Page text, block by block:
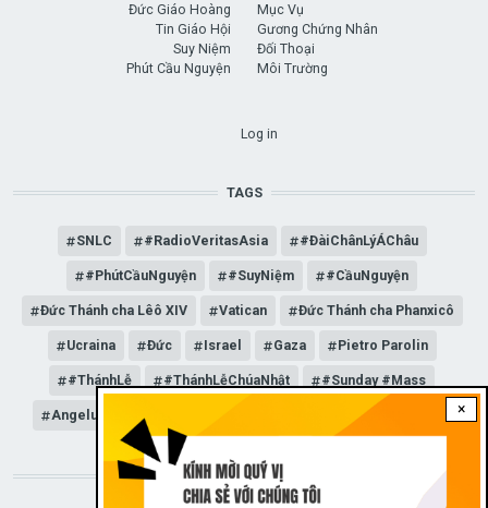
×
Đức Giáo Hoàng
Tin Giáo Hội
Suy Niệm
Phút Cầu Nguyện
Mục Vụ
Gương Chứng Nhân
Đối Thoại
Môi Trường
Log in
TAGS
SNLC #RadioVeritasAsia #ĐàiChânLýÁChâu
#PhútCầuNguyện #SuyNiệm #CầuNguyện
Đức Thánh cha Lêô XIV Vatican Đức Thánh cha Phanxicô
Ucraina Đức Israel Gaza Pietro Parolin
#ThánhLễ #ThánhLễChúaNhật #Sunday #Mass
Angelus Đức Giáo hoàng Lêô XIV General Audience
STAY CONNECTED WITH US!